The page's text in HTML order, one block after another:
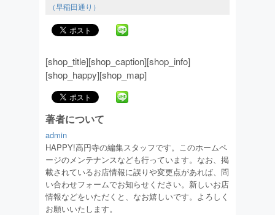
（早稲田通り）
[shop_title][shop_caption][shop_info]
[shop_happy][shop_map]
著者について
admin
HAPPY!高円寺の編集スタッフです。このホームペ
ージのメンテナンスなども行っています。なお、掲
載されているお店情報に誤りや変更点があれば、問
い合わせフォームでお知らせください。新しいお店
情報などをいただくと、なお嬉しいです。よろしく
お願いいたします。